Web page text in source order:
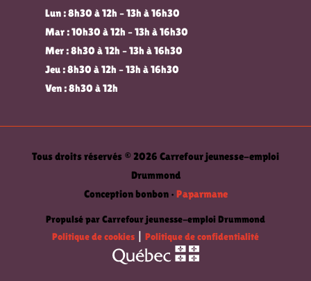
Lun : 8h30 à 12h – 13h à 16h30
Mar : 10h30 à 12h – 13h à 16h30
Mer : 8h30 à 12h – 13h à 16h30
Jeu : 8h30 à 12h – 13h à 16h30
Ven : 8h30 à 12h
Tous droits réservés © 2026 Carrefour jeunesse-emploi
Drummond
Conception bonbon • Paparmane
Propulsé par Carrefour jeunesse-emploi Drummond
Politique de cookies
Politique de confidentialité